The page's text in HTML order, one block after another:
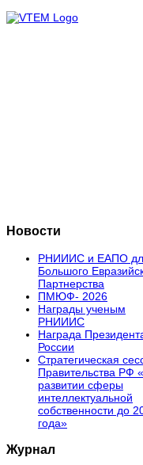
Новости
РНИИИС и ЕАПО
Большого
Партнерства
ПМЮФ- 2026
Награды ученым
РНИИИС
Награда
России
Стратегическая
Правительства РФ
развитии сферы
интеллектуальной
собственности до
года»
Журнал